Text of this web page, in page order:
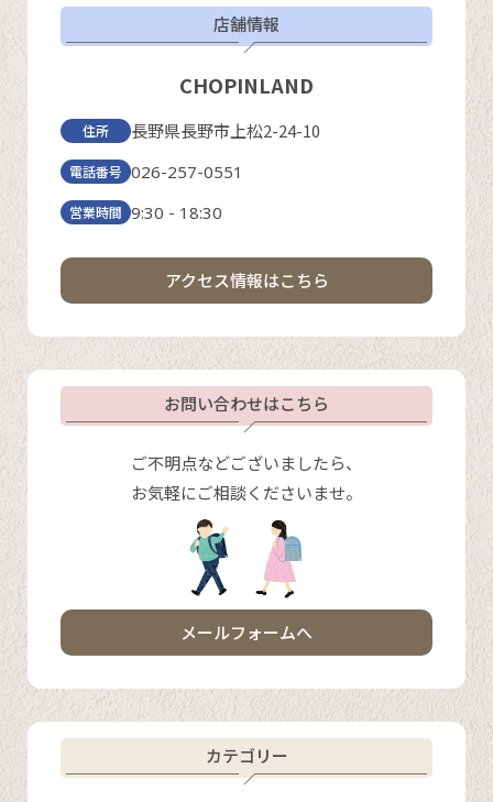
店舗情報
CHOPINLAND
住所 長野県長野市上松2-24-10
電話番号 026-257-0551
営業時間 9:30 - 18:30
アクセス情報はこちら
お問い合わせはこちら
ご不明点などございましたら、
お気軽にご相談くださいませ。
メールフォームへ
カテゴリー